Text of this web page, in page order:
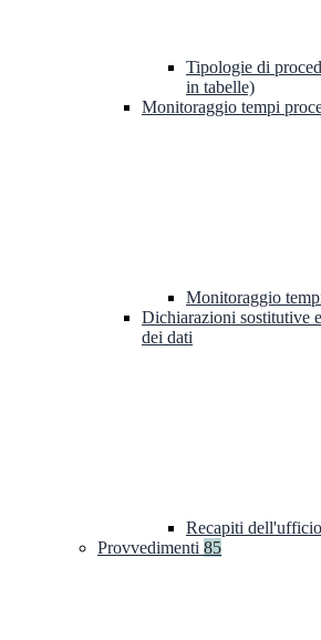
Tipologie di
in tabelle)
Monitoraggio tempi
Monitoraggio
Dichiarazioni sostitutive
dei dati
Recapiti
Provvedimenti 85